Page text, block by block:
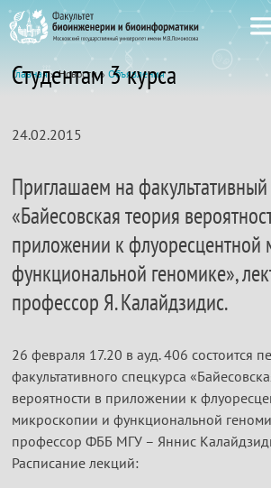
Главная» Новости »Объявления
Студентам 3 курса
24.02.2015
Приглашаем на
«Байесовская теория
приложении к флуоресцентной
функциональной геномике»,
профессор Я. Калайдзидис.
26 февраля 17.20 в ауд. 406 состоится
факультативного спецкурса
вероятности в приложении к
микроскопии и функциональной
профессор ФББ МГУ – Яннис
Расписание лекций: